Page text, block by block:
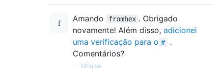
Amando fromhex . Obrigado
novamente! Além disso, adicionei
uma verificação para o #
.
Comentários?
— Mhulse